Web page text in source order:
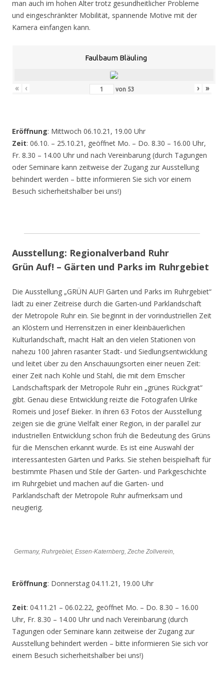
man auch im hohen Alter trotz gesundheitlicher Probleme
und eingeschränkter Mobilität, spannende Motive mit der
Kamera einfangen kann.
Faulbaum Bläuling
« ‹ von 53 › »
Eröffnung: Mittwoch 06.10.21, 19.00 Uhr
Zeit: 06.10. – 25.10.21, geöffnet Mo. – Do. 8.30 – 16.00 Uhr,
Fr. 8.30 – 14.00 Uhr und nach Vereinbarung (durch Tagungen
oder Seminare kann zeitweise der Zugang zur Ausstellung
behindert werden – bitte informieren Sie sich vor einem
Besuch sicherheitshalber bei uns!)
Ausstellung: Regionalverband Ruhr
Grün Auf! – Gärten und Parks im Ruhrgebiet
Die Ausstellung „GRÜN AUF! Gärten und Parks im Ruhrgebiet“
lädt zu einer Zeitreise durch die Garten-und Parklandschaft
der Metropole Ruhr ein. Sie beginnt in der vorindustriellen Zeit
an Klöstern und Herrensitzen in einer kleinbäuerlichen
Kulturlandschaft, macht Halt an den vielen Stationen von
nahezu 100 Jahren rasanter Stadt- und Siedlungsentwicklung
und leitet über zu den Anschauungsorten einer neuen Zeit:
einer Zeit nach Kohle und Stahl, die mit dem Emscher
Landschaftspark der Metropole Ruhr ein „grünes Rückgrat“
gibt. Genau diese Entwicklung reizte die Fotografen Ulrike
Romeis und Josef Bieker. In ihren 63 Fotos der Ausstellung
zeigen sie die grüne Vielfalt einer Region, in der parallel zur
industriellen Entwicklung schon früh die Bedeutung des Grüns
für die Menschen erkannt wurde. Es ist eine Auswahl der
interessantesten Gärten und Parks. Sie stehen beispielhaft für
bestimmte Phasen und Stile der Garten- und Parkgeschichte
im Ruhrgebiet und machen auf die Garten- und
Parklandschaft der Metropole Ruhr aufmerksam und
neugierig.
Germany, Ruhrgebiet, Essen-Katernberg, Zeche Zollverein,
Eröffnung: Donnerstag 04.11.21, 19.00 Uhr
Zeit: 04.11.21 – 06.02.22, geöffnet Mo. – Do. 8.30 – 16.00
Uhr, Fr. 8.30 – 14.00 Uhr und nach Vereinbarung (durch
Tagungen oder Seminare kann zeitweise der Zugang zur
Ausstellung behindert werden – bitte informieren Sie sich vor
einem Besuch sicherheitshalber bei uns!)